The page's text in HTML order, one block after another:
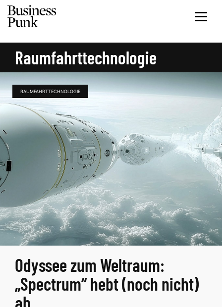
Raumfahrttechnologie
RAUMFAHRTTECHNOLOGIE
Odyssee zum Weltraum:
„Spectrum“ hebt (noch nicht)
ab